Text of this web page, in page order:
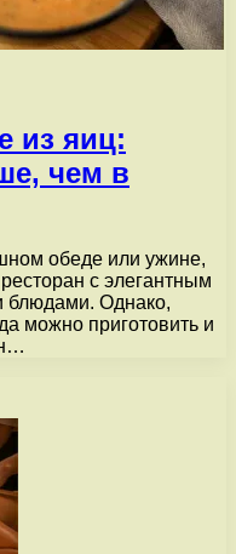
из яиц:
чем в
обеде или ужине,
с элегантным
блюдами. Однако,
можно приготовить и